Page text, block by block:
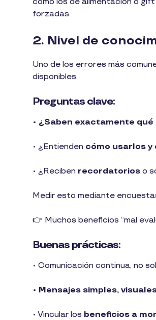
forzadas.
2. Nivel de
Uno de los errores más
disponibles.
Preguntas clave:
• ¿Saben exactamente
• ¿Entienden cómo usarlos y
• ¿Reciben recordatorios o
Medir esto mediante
👉 Muchos beneficios “mal
Buenas prácticas:
• Comunicación continua, no
• Mensajes simples,
• Vincular los beneficios a